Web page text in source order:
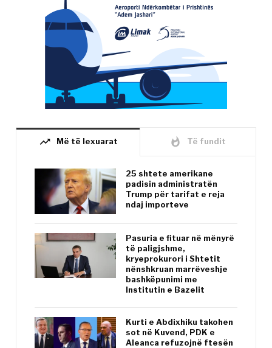
trending_up Më të lexuarat whatshot Të fundit
25 shtete amerikane
padisin administratën
Trump për tarifat e reja
ndaj importeve
Pasuria e fituar në mënyrë
të paligjshme,
kryeprokurori i Shtetit
nënshkruan marrëveshje
bashkëpunimi me
Institutin e Bazelit
Kurti e Abdixhiku takohen
sot në Kuvend, PDK e
Aleanca refuzojnë ftesën